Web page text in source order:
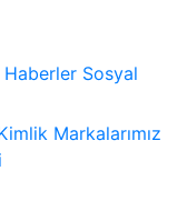
Haberler Sosyal
Markalarımız